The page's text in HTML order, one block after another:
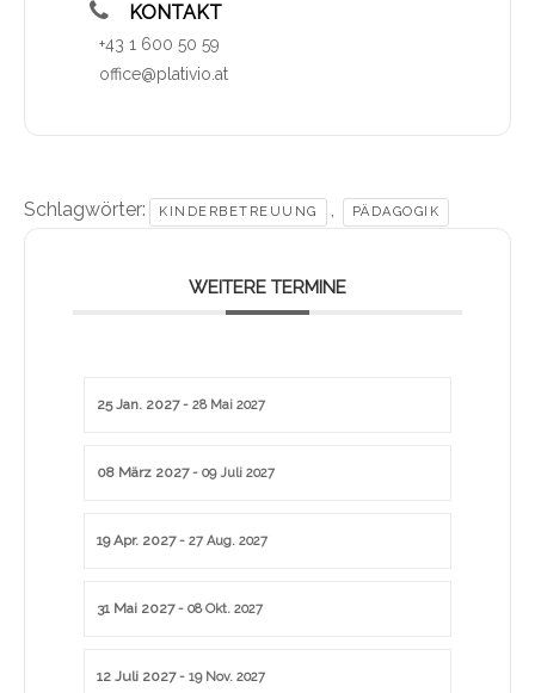
KONTAKT
+43 1 600 50 59
office@plativio.at
Schlagwörter: KINDERBETREUUNG , PÄDAGOGIK
WEITERE TERMINE
25 Jan. 2027- 28 Mai 2027
08 März 2027- 09 Juli 2027
19 Apr. 2027- 27 Aug. 2027
31 Mai 2027- 08 Okt. 2027
12 Juli 2027- 19 Nov. 2027